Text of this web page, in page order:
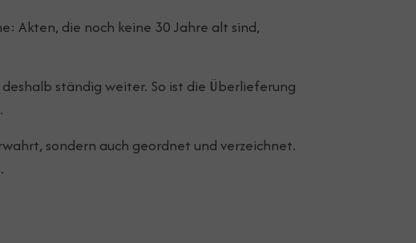
Akten, die noch keine 30 Jahre alt sind,
ständig weiter. So ist die Überlieferung
sondern auch geordnet und verzeichnet.